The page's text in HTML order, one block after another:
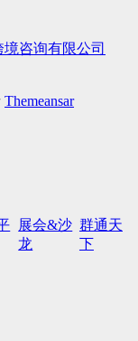
咨询有限公司
Themeansar
展会&沙
龙
群通天
下